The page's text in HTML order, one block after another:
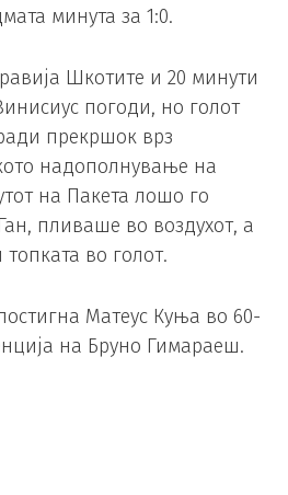
минута за 1:0.
Шкотите и 20 минути
погоди, но голот
прекршок врз
надополнување на
на Пакета лошо го
пливаше во воздухот, а
топката во голот.
Матеус Куња во 60-
на Бруно Гимараеш.